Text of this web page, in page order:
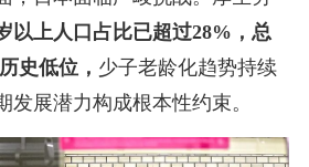
以上人口占比已超过28%，总
史低位， 少子老龄化趋势持续
发展潜力构成根本性约束。